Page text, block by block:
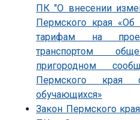
ПК "О внесении
Пермского края «Об
тарифам на
транспортом
пригородном
Пермского края
обучающихся»
Закон Пермского